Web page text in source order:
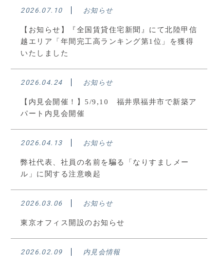
2026.07.10 お知らせ
【お知らせ】『全国賃貸住宅新聞』にて北陸甲信
越エリア「年間完工高ランキング第1位」を獲得
いたしました
2026.04.24 お知らせ
【内見会開催！】5/9,10 福井県福井市で新築ア
パート内見会開催
2026.04.13 お知らせ
弊社代表、社員の名前を騙る「なりすましメー
ル」に関する注意喚起
2026.03.06 お知らせ
東京オフィス開設のお知らせ
2026.02.09 内見会情報